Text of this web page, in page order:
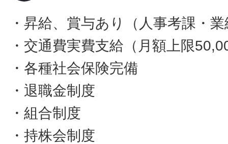
・昇給、賞与あり（人事考課・
・交通費実費支給（月額上限
・各種社会保険完備
・退職金制度
・組合制度
・持株会制度